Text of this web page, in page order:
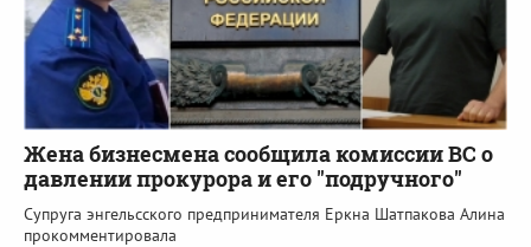
Жена бизнесмена сообщила комиссии ВС о
давлении прокурора и его "подручного"
Супруга энгельсского предпринимателя Еркна Шатпакова Алина
прокомментировала